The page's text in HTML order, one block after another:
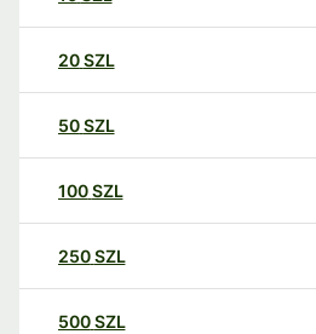
20SZL
50SZL
100SZL
250SZL
500SZL